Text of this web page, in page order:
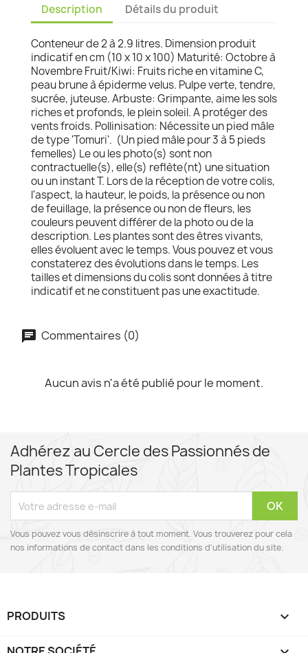
Description Détails du produit
Conteneur de 2 à 2.9 litres. Dimension produit
indicatif en cm (10 x 10 x 100) Maturité: Octobre à
Novembre Fruit/Kiwi: Fruits riche en vitamine C,
peau brune à épiderme velus. Pulpe verte, tendre,
sucrée, juteuse. Arbuste: Grimpante, aime les sols
riches et profonds, le plein soleil. A protéger des
vents froids. Pollinisation: Nécessite un pied mâle
de type 'Tomuri'. (Un pied mâle pour 3 à 5 pieds
femelles) Le ou les photo(s) sont non
contractuelle(s), elle(s) reflète(nt) une situation
ou un instant T. Lors de la réception de votre colis,
l'aspect, la hauteur, le poids, la présence ou non
de feuillage, la présence ou non de fleurs, les
couleurs peuvent différer de la photo ou de la
description. Les plantes sont des êtres vivants,
elles évoluent avec le temps. Vous pouvez et vous
constaterez des évolutions dans le temps. Les
tailles et dimensions du colis sont données à titre
indicatif et ne constituent pas une exactitude.
Commentaires (0)
Aucun avis n'a été publié pour le moment.
Adhérez au Cercle des Passionnés de
Plantes Tropicales
Vous pouvez vous désinscrire à tout moment. Vous trouverez pour cela
nos informations de contact dans les conditions d'utilisation du site.
PRODUITS 